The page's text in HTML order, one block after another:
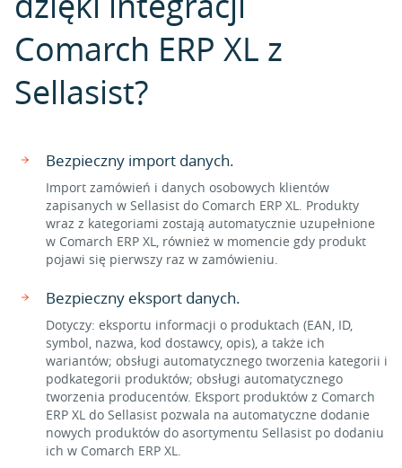
Comarch ERP XL z
Sellasist?
Bezpieczny import danych.
Import zamówień i danych osobowych klientów
zapisanych w Sellasist do Comarch ERP XL. Produkty
wraz z kategoriami zostają automatycznie uzupełnione
w Comarch ERP XL, również w momencie gdy produkt
pojawi się pierwszy raz w zamówieniu.
Bezpieczny eksport danych.
Dotyczy: eksportu informacji o produktach (EAN, ID,
symbol, nazwa, kod dostawcy, opis), a także ich
wariantów; obsługi automatycznego tworzenia kategorii i
podkategorii produktów; obsługi automatycznego
tworzenia producentów. Eksport produktów z Comarch
ERP XL do Sellasist pozwala na automatyczne dodanie
nowych produktów do asortymentu Sellasist po dodaniu
ich w Comarch ERP XL.